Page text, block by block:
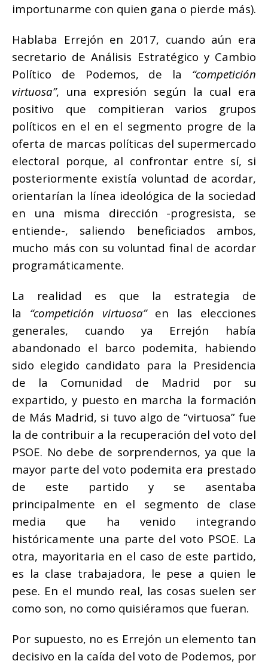
importunarme con quien gana o pierde más).
Hablaba Errejón en 2017, cuando aún era
secretario de Análisis Estratégico y Cambio
Político de Podemos, de la “competición
virtuosa”, una expresión según la cual era
positivo que compitieran varios grupos
políticos en el en el segmento progre de la
oferta de marcas políticas del supermercado
electoral porque, al confrontar entre sí, si
posteriormente existía voluntad de acordar,
orientarían la línea ideológica de la sociedad
en una misma dirección -progresista, se
entiende-, saliendo beneficiados ambos,
mucho más con su voluntad final de acordar
programáticamente.
La realidad es que la estrategia de
la “competición virtuosa”en las elecciones
generales, cuando ya Errejón había
abandonado el barco podemita, habiendo
sido elegido candidato para la Presidencia
de la Comunidad de Madrid por su
expartido, y puesto en marcha la formación
de Más Madrid, si tuvo algo de “virtuosa” fue
la de contribuir a la recuperación del voto del
PSOE. No debe de sorprendernos, ya que la
mayor parte del voto podemita era prestado
de este partido y se asentaba
principalmente en el segmento de clase
media que ha venido integrando
históricamente una parte del voto PSOE. La
otra, mayoritaria en el caso de este partido,
es la clase trabajadora, le pese a quien le
pese. En el mundo real, las cosas suelen ser
como son, no como quisiéramos que fueran.
Por supuesto, no es Errejón un elemento tan
decisivo en la caída del voto de Podemos, por